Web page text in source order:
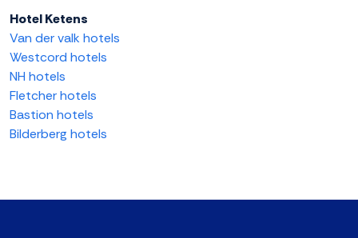
Hotel Ketens
Van der valk hotels
Westcord hotels
NH hotels
Fletcher hotels
Bastion hotels
Bilderberg hotels